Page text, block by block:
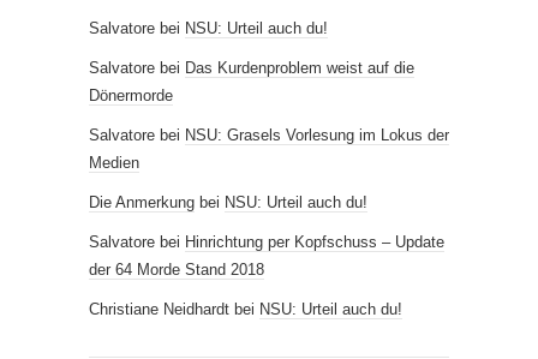
Salvatore bei NSU: Urteil auch du!
Salvatore bei Das Kurdenproblem weist auf die
Dönermorde
Salvatore bei NSU: Grasels Vorlesung im Lokus der
Medien
Die Anmerkung bei NSU: Urteil auch du!
Salvatore bei Hinrichtung per Kopfschuss – Update
der 64 Morde Stand 2018
Christiane Neidhardt bei NSU: Urteil auch du!